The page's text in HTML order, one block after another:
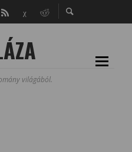
világából.